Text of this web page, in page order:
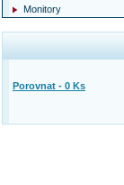
Monitory
Porovnat - 0 Ks